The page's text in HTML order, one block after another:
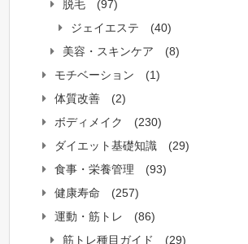
脱毛
(97)
ジェイエステ
(40)
美容・スキンケア
(8)
モチベーション
(1)
体質改善
(2)
ボディメイク
(230)
ダイエット基礎知識
(29)
食事・栄養管理
(93)
健康寿命
(257)
運動・筋トレ
(86)
筋トレ種目ガイド
(29)